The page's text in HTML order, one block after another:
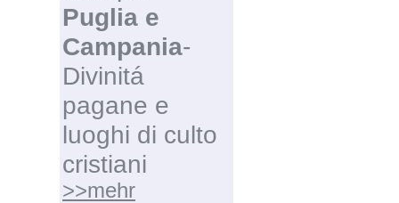
Puglia e
Campania-
Divinitá
pagane e
luoghi di culto
cristiani
>>mehr